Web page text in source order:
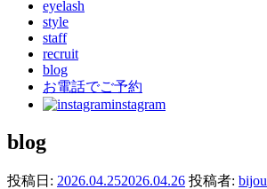
eyelash
style
staff
recruit
blog
お電話でご予約
instagram
blog
投稿日: 2026.04.252026.04.26 投稿者: bijou